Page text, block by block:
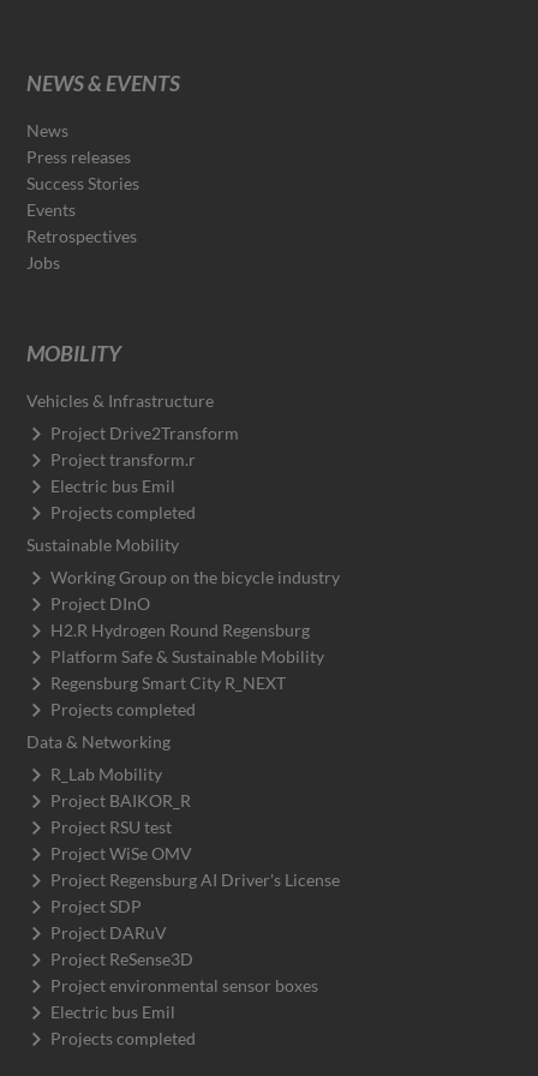
NEWS & EVENTS
News
Press releases
Success Stories
Events
Retrospectives
Jobs
MOBILITY
Vehicles & Infrastructure
Project Drive2Transform
Project transform.r
Electric bus Emil
Projects completed
Sustainable Mobility
Working Group on the bicycle industry
Project DInO
H2.R Hydrogen Round Regensburg
Platform Safe & Sustainable Mobility
Regensburg Smart City R_NEXT
Projects completed
Data & Networking
R_Lab Mobility
Project BAIKOR_R
Project RSU test
Project WiSe OMV
Project Regensburg AI Driver's License
Project SDP
Project DARuV
Project ReSense3D
Project environmental sensor boxes
Electric bus Emil
Projects completed